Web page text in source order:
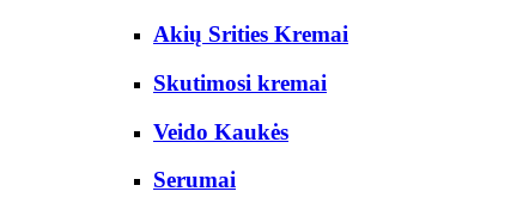
Akių Srities Kremai
Skutimosi kremai
Veido Kaukės
Serumai